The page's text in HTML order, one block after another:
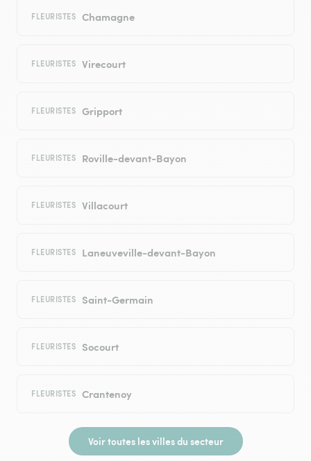
FLEURISTES Chamagne
FLEURISTES Virecourt
FLEURISTES Gripport
FLEURISTES Roville-devant-Bayon
FLEURISTES Villacourt
FLEURISTES Laneuveville-devant-Bayon
FLEURISTES Saint-Germain
FLEURISTES Socourt
FLEURISTES Crantenoy
Voir toutes les villes du secteur